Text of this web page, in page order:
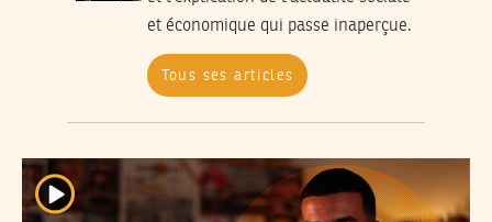
et économique qui passe inaperçue.
Tous ses articles